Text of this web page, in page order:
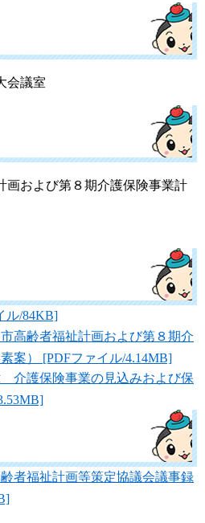
議室
および第８期介護保険事業計
ル/84KB]
高齢者福祉計画および第８期介
案） [PDFファイル/4.14MB]
護保険事業の見込みおよび保
者福祉計画等策定協議会議事録